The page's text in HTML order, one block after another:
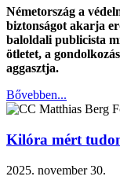
Németország a
biztonságot akarja
baloldali publicista
ötletet, a
aggasztja.
Bővebben...
Kilóra mért
2025. november 30.